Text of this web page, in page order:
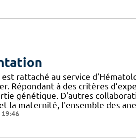
est rattaché au service
Répondant à des critères
génétique. D'autres
la maternité, l'ensemble des